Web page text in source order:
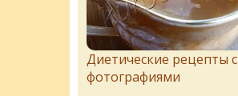
Диетические рецепты с
фотографиями